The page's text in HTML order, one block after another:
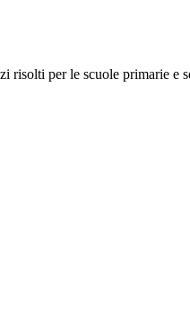
risolti per le scuole primarie e